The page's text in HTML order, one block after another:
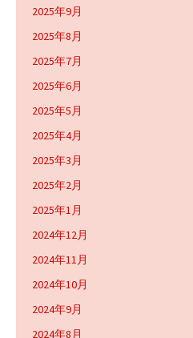
2025年9月
2025年8月
2025年7月
2025年6月
2025年5月
2025年4月
2025年3月
2025年2月
2025年1月
2024年12月
2024年11月
2024年10月
2024年9月
2024年8月